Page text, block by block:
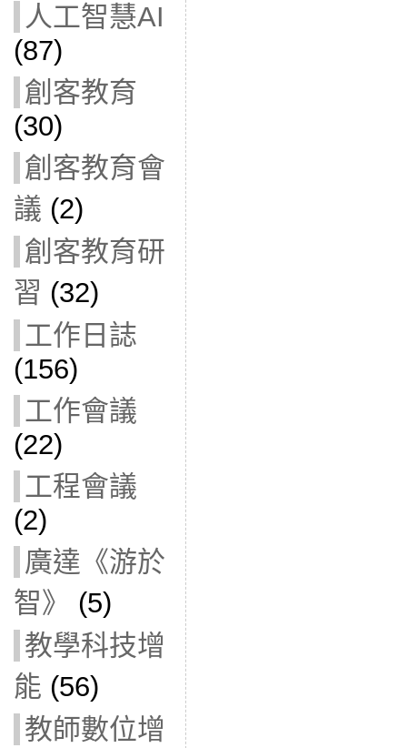
人工智慧AI
(87)
創客教育
(30)
創客教育會
議 (2)
創客教育研
習 (32)
工作日誌
(156)
工作會議
(22)
工程會議
(2)
廣達《游於
智》
(5)
教學科技增
能 (56)
教師數位增